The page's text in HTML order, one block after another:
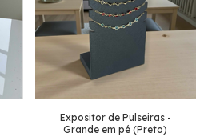
Expositor de Pulseiras -
Grande em pé (Preto)